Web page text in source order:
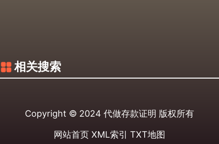
相关搜索
Copyright © 2024 代做存款证明 版权所有
网站首页 XML索引 TXT地图